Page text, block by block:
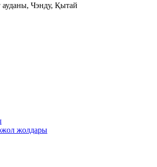
Чэнду, Қытай
жолдары